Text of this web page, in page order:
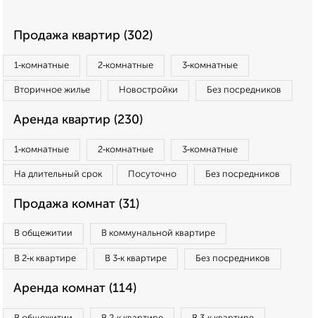
Продажа квартир (302)
1‑комнатные 2‑комнатные 3‑комнатные
Вторичное жилье Новостройки Без посредников
Аренда квартир (230)
1‑комнатные 2‑комнатные 3‑комнатные
На длительный срок Посуточно Без посредников
Продажа комнат (31)
В общежитии В коммунальной квартире
В 2‑к квартире В 3‑к квартире Без посредников
Аренда комнат (114)